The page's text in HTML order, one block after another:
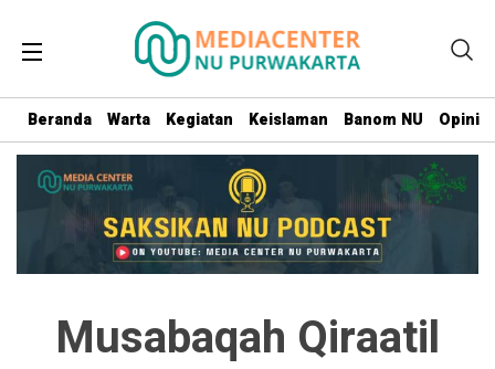
Beranda Warta Kegiatan Keislaman Banom NU Opini
Musabaqah Qiraatil